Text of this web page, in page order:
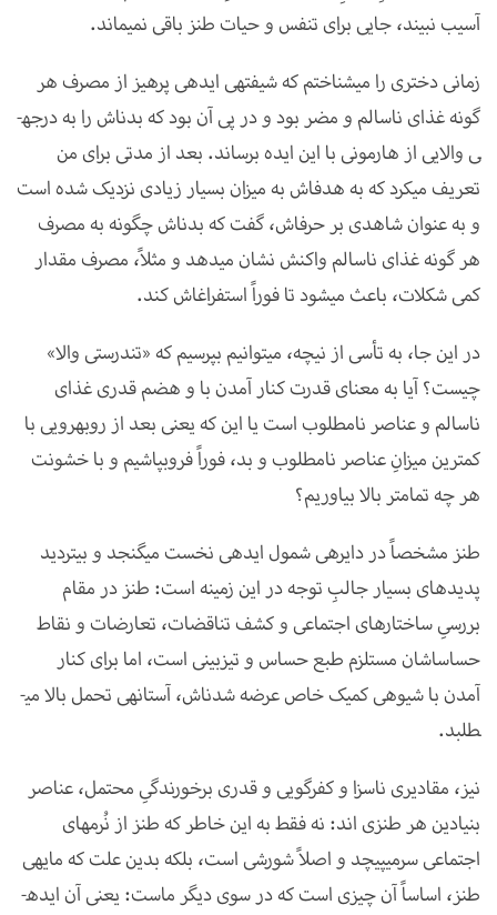
آسیب نبیند، جایی برای تنفس و حیات طنز باقی نمی­ماند.
زمانی دختری را می­شناختم که شیفته­ی ایده­ی پرهیز از مصرف هر
گونه­ غذای ناسالم و مضر بود و در پی آن بود که بدن­اش را به درجه­
ی والایی از هارمونی با این ایده برساند. بعد از مدتی برای من
تعریف می­کرد که به هدف­اش به میزان بسیار زیادی نزدیک شده است
و به عنوان شاهدی بر حرف­اش، گفت که بدن­اش چگونه به مصرف
هر گونه غذای ناسالم واکنش نشان می­دهد و مثلاً، مصرف مقدار
کمی شکلات، باعث می­شود تا فوراً استفراغ­اش کند.
در این جا، به تأسی از نیچه، می­توانیم بپرسیم که «تن­درستی والا»
چیست؟ آیا به معنای قدرت کنار آمدن با و هضم قدری غذای
ناسالم و عناصر نامطلوب است یا این که یعنی بعد از روبه­رویی با
کمترین میزانِ عناصر نامطلوب و بد، فوراً فروبپاشیم و با خشونت
هر چه تمام­تر بالا بیاوریم؟
طنز مشخصاً در دایره­ی شمول ایده­ی نخست می­گنجد و بی­تردید
پدیده­ای بسیار جالبِ توجه در این زمینه است: طنز در مقام
بررسیِ ساختار­های اجتماعی و کشف تناقضات، تعارضات و نقاط
حساس­اشان مستلزم طبع حساس و تیزبینی است، اما برای کنار
آمدن با شیوه­ی کمیک خاص عرضه­ شدن­اش، آستانه­ی تحمل بالا می­
طلبد.
نیز، مقادیری ناسزا و کفرگویی و قدری برخورندگیِ محتمل، عناصر
بنیادین هر طنزی اند: نه فقط به این خاطر که طنز از نُرم­های
اجتماعی سرمی­پیچد و اصلاً شورشی است، بلکه بدین علت که مایه­ی
طنز، اساساً آن چیزی است که در سوی دیگر ماست: یعنی آن ایده­